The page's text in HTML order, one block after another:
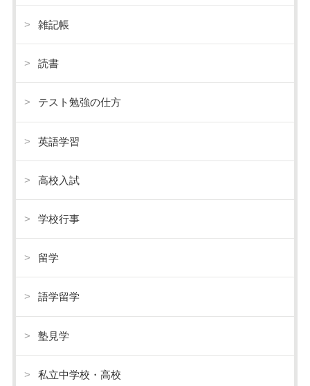
雑記帳
読書
テスト勉強の仕方
英語学習
高校入試
学校行事
留学
語学留学
塾見学
私立中学校・高校